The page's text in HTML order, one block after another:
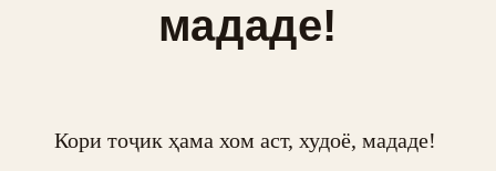
мададе!
Кори тоҷик ҳама хом аст, худоё, мададе!